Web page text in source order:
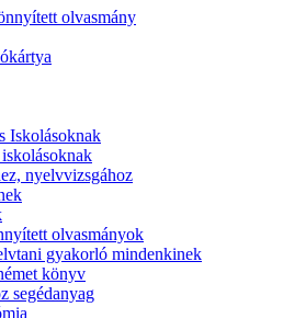
olvasmány
Iskolásoknak
nyelvvizsgához
olvasmányok
gyakorló mindenkinek
könyv
segédanyag